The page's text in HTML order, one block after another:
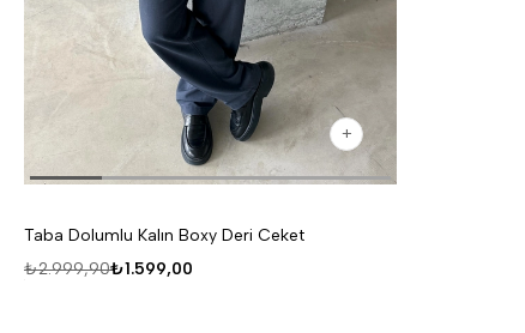
Taba Dolumlu Kalın Boxy Deri Ceket
₺1.599,00
₺2.999,90